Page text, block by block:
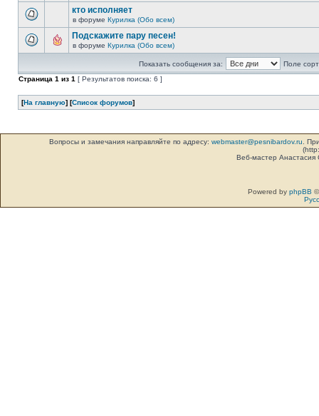
кто исполняет
в форуме Курилка (Обо всем)
Подскажите пару песен!
в форуме Курилка (Обо всем)
Показать сообщения за:
Поле
Страница 1 из 1 [ Результатов поиска: 6 ]
[На главную] [Список форумов]
Вопросы и замечания направляйте по адресу: webmaster@pesnibardov.ru .
Веб-мастер
Powered by phpBB